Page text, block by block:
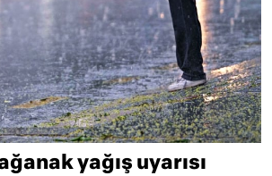
yağış uyarısı